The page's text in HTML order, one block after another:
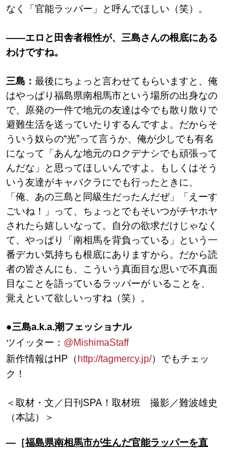
なく「官能ラッパー」と呼んでほしい（笑）。
――エロと田舎者根性が、三島さんの根底にある
わけですね。
三島： 最後にちょっと言わせてもらいますと、俺
はやっぱり福島県南相馬市という場所の出身なの
で、原発の一件で地元の友達は今でも散り散りで
避難生活を送っていたりするんですよ。だからそ
ういう奴らの“光”って言うか、俺が少しでも有名
になって「あんな地元のロクデナシでも頑張って
んだな」と思ってほしいんですよ。もしくはそう
いう友達がキャバクラにでも行ったときに、
「俺、あの三島と同級生だったんだぜ」「えーす
ごいね！」って、ちょっとでもそいつがチヤホヤ
されたら嬉しいなって。自分の欲求だけじゃなく
て、やっぱり「南相馬を背負っている」という一
番デカい気持ちも根底にありますから。だから読
者の皆さんにも、こういう真面目な思いで不真面
目なことを語っているラッパーが いることを、
覚えといて欲しいっすね（笑）。
●三島a.k.a.潮フェッショナル
ツイッター： @MishimaStaff
新作情報はHP（ http://tagmercy.jp/）でもチェッ
ク！
＜取材・文／日刊SPA！取材班 撮影／難波雄史
―［福島県南相馬市が生んだ官能ラッパーを直